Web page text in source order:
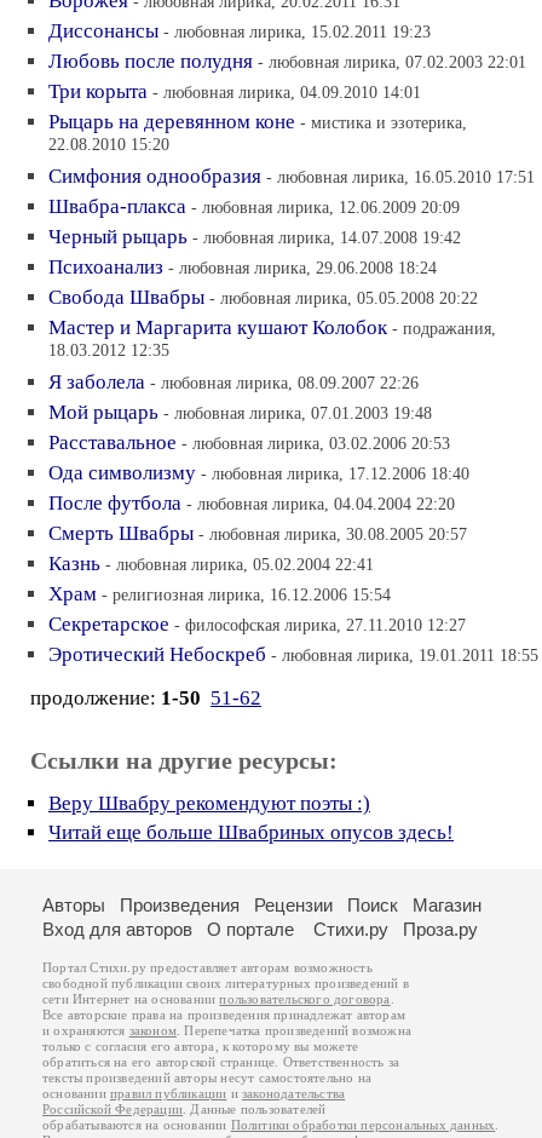
Диссонансы - любовная лирика, 15.02.2011 19:23
Любовь после полудня - любовная лирика, 07.02.2003 22:01
Три корыта - любовная лирика, 04.09.2010 14:01
Рыцарь на деревянном коне - мистика и эзотерика,
22.08.2010 15:20
Симфония однообразия - любовная лирика, 16.05.2010 17:51
Швабра-плакса - любовная лирика, 12.06.2009 20:09
Черный рыцарь - любовная лирика, 14.07.2008 19:42
Психоанализ - любовная лирика, 29.06.2008 18:24
Свобода Швабры - любовная лирика, 05.05.2008 20:22
Мастер и Маргарита кушают Колобок - подражания,
18.03.2012 12:35
Я заболела - любовная лирика, 08.09.2007 22:26
Мой рыцарь - любовная лирика, 07.01.2003 19:48
Расставальное - любовная лирика, 03.02.2006 20:53
Ода символизму - любовная лирика, 17.12.2006 18:40
После футбола - любовная лирика, 04.04.2004 22:20
Смерть Швабры - любовная лирика, 30.08.2005 20:57
Казнь - любовная лирика, 05.02.2004 22:41
Храм - религиозная лирика, 16.12.2006 15:54
Секретарское - философская лирика, 27.11.2010 12:27
Эротический Небоскреб - любовная лирика, 19.01.2011 18:55
продолжение: 1-50 51-62
Ссылки на другие ресурсы:
Веру Швабру рекомендуют поэты :)
Читай еще больше Швабриных опусов здесь!
Авторы Произведения Рецензии Поиск
Магазин
Вход для авторов
О портале Стихи.ру Проза.ру
Портал Стихи.ру предоставляет авторам возможность
свободной публикации своих литературных произведений в
сети Интернет на основаниипользовательского договора
Все авторские права на произведения принадлежат авторам
и охраняются законом . Перепечатка произведений возможна
только с согласия его автора, к которому вы можете
обратиться на его авторской странице. Ответственность за
тексты произведений авторы несут самостоятельно на
основанииправил публикации изаконодательства
Российской Федерации . Данные пользователей
обрабатываются на основании Политики обработки персональных данных